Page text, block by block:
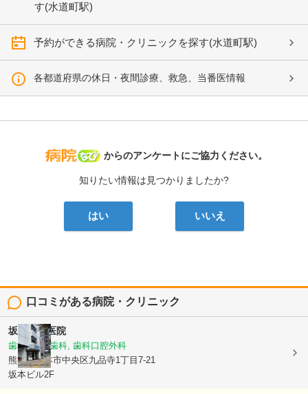
す(水道町駅)
予約ができる病院・クリニックを探す(水道町駅)
各都道府県の休日・夜間診療、救急、当番医情報
病院なび
からのアンケートにご協力ください。
知りたい情報は見つかりましたか?
はい いいえ
口コミがある病院・クリニック
坂本歯科医院
歯科, 小児歯科, 歯科口腔外科
熊本県熊本市中央区九品寺1丁目7-21
坂本ビル2F